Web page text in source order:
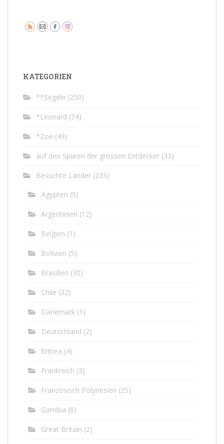
KATEGORIEN
**Segeln (250)
*Leonard (34)
*Zoe (49)
auf den Spuren der grossen Entdecker (33)
Besuchte Länder (235)
Ägypten (5)
Argentinien (12)
Belgien (1)
Bolivien (5)
Brasilien (30)
Chile (32)
Dänemark (1)
Deutschland (2)
Eritrea (4)
Frankreich (3)
Französisch Polynesien (25)
Gambia (8)
Great Britain (2)